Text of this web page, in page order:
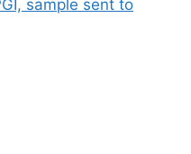
sample sent to